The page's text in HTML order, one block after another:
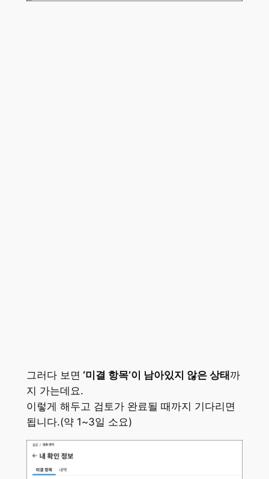
그러다 보면 ‘미결 항목’이 남아있지 않은 상태 까
지 가는데요.
이렇게 해두고 검토가 완료될 때까지 기다리면
됩니다.(약 1~3일 소요)